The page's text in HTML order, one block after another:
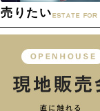
売りたい